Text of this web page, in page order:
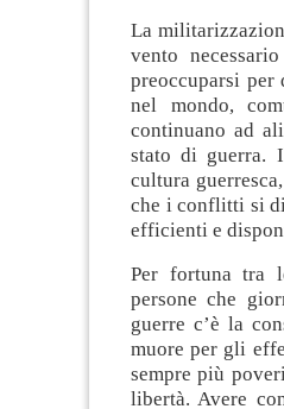
La
vento
preoccuparsi per
nel mondo,
continuano ad
stato di guerra.
cultura
che i conflitti si
efficienti e
Per fortuna tra
persone che
guerre c’è la
muore per gli
sempre più
libertà. Avere